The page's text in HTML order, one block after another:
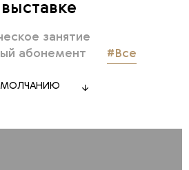
занятие
абонемент
#Все